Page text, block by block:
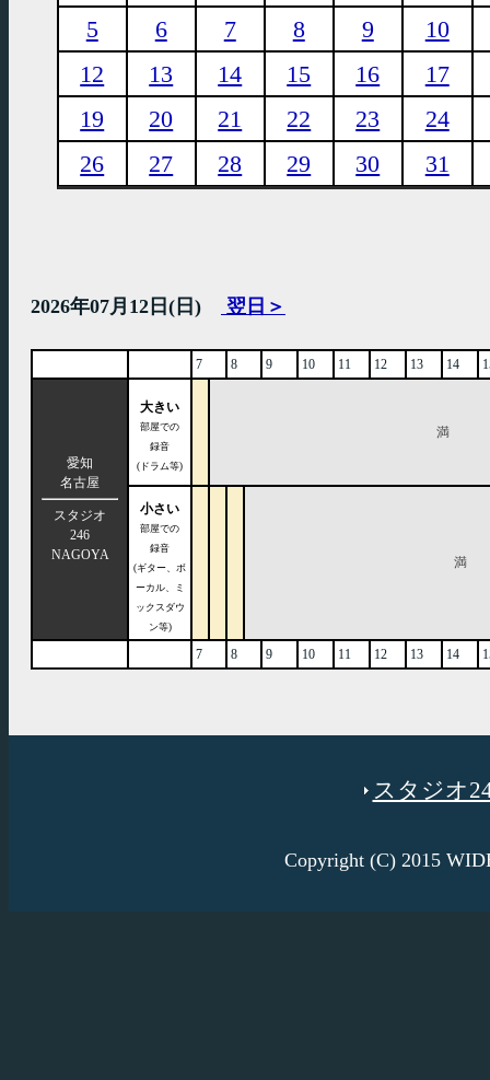
5
6 7 8 9
10
12
13 14 15 16
17
19
20 21 22 23
24
26
27 28 29 30 31
2026年07月12日(日) 翌日＞
7 8 9 10 11 12 13 14
愛知
名古屋
スタジオ
246
NAGOYA
大きい
部屋での
録音
(ドラム等)
満
小さい
部屋での
録音
(ギター、ボ
ーカル、ミ
ックスダウ
ン等)
満
7 8 9 10 11 12 13 14
スタジオ
Copyright (C) 2015